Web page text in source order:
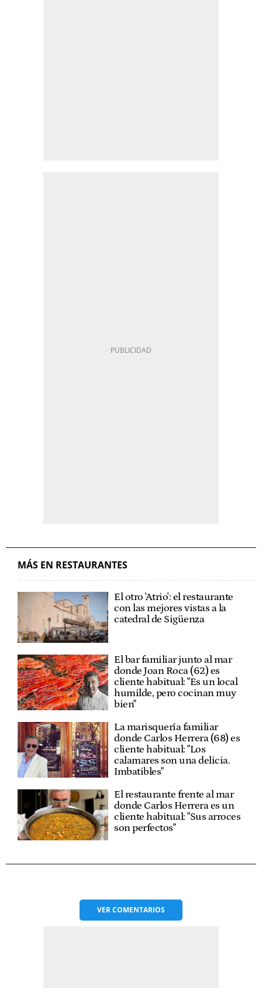
MÁS EN RESTAURANTES
El otro 'Atrio': el restaurante
con las mejores vistas a la
catedral de Sigüenza
El bar familiar junto al mar
donde Joan Roca (62) es
cliente habitual: "Es un local
humilde, pero cocinan muy
bien"
La marisquería familiar
donde Carlos Herrera (68) es
cliente habitual: "Los
calamares son una delicia.
Imbatibles"
El restaurante frente al mar
donde Carlos Herrera es un
cliente habitual: "Sus arroces
son perfectos"
VERCOMENTARIOS